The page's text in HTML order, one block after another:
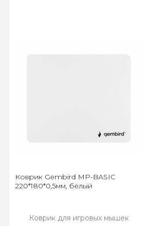
Коврик Gembird MP-BASIC
220*180*0,5мм, белый
Коврик для игровых мышек